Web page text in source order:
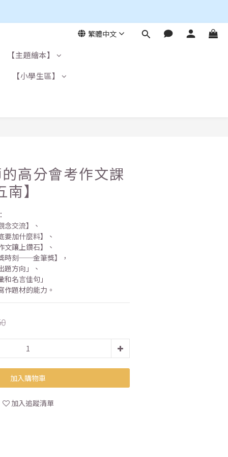
繁體中文
【主題繪本】
【小學生區】
高分會考作文課
】
念交流】、
要加什麼料】、
文鑲上鑽石】、
時刻──金筆獎】，
題方向」、
名言佳句」
作題材的能力。
加入購物車
加入追蹤清單